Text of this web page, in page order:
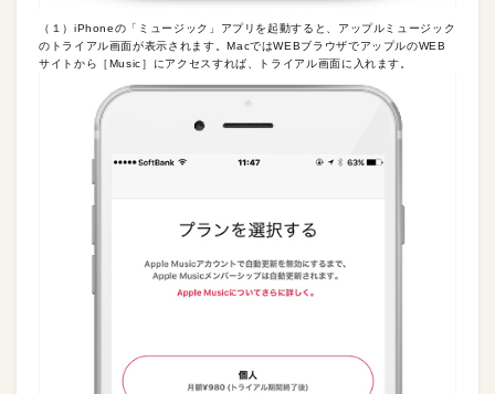
（１）iPhoneの「ミュージック」アプリを起動すると、アップルミュージック
のトライアル画面が表示されます。MacではWEBブラウザでアップルのWEB
サイトから［Music］にアクセスすれば、トライアル画面に入れます。